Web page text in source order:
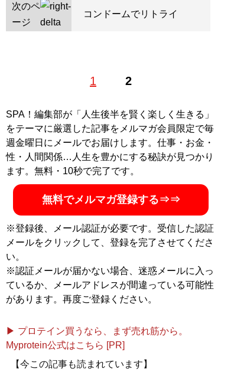
次のペ
ージ
コンドームでリトライ
1 2
SPA！編集部が「人生後半を賢く楽しく生きる」
をテーマに厳選した記事をメルマガ会員限定で毎
週金曜日にメールでお届けします。仕事・お金・
性・人間関係…人生を豊かにする秘訣が見つかり
ます。無料・10秒で完了です。
無料でメルマガ登録する⇒⇒
※登録後、メール認証が必要です。受信した認証
メールをクリックして、登録を完了させてくださ
い。
※認証メールが届かない場合、迷惑メールに入っ
ているか、メールアドレスが間違っている可能性
があります。再度ご登録ください。
▶ プロテイン買うなら、まず売れ筋から。
Myprotein公式はこちら [PR]
【今この記事も読まれています】